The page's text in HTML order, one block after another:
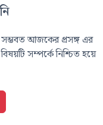
সম্ভবত আজকের প্রসঙ্গ এর
সম্পর্কে নিশ্চিত হয়ে